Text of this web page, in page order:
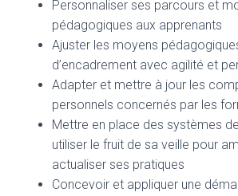
Personnaliser ses parcours et
pédagogiques aux apprenants
Ajuster les moyens
d’encadrement avec agilité et
Adapter et mettre à jour les
personnels concernés par les
Mettre en place des systèmes
utiliser le fruit de sa veille pour
actualiser ses pratiques
Concevoir et appliquer une